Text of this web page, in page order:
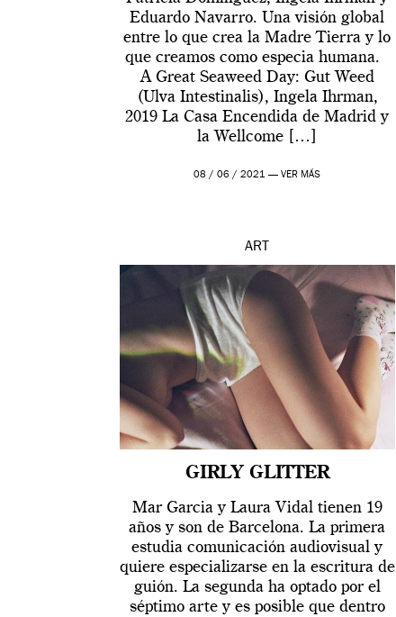
Eduardo Navarro. Una visión global
entre lo que crea la Madre Tierra y lo
que creamos como especia humana.
A Great Seaweed Day: Gut Weed
(Ulva Intestinalis), Ingela Ihrman,
2019 La Casa Encendida de Madrid y
la Wellcome […]
08 / 06 / 2021 —VER MÁS
ART
GIRLY GLITTER
Mar Garcia y Laura Vidal tienen 19
años y son de Barcelona. La primera
estudia comunicación audiovisual y
quiere especializarse en la escritura de
guión. La segunda ha optado por el
séptimo arte y es posible que dentro